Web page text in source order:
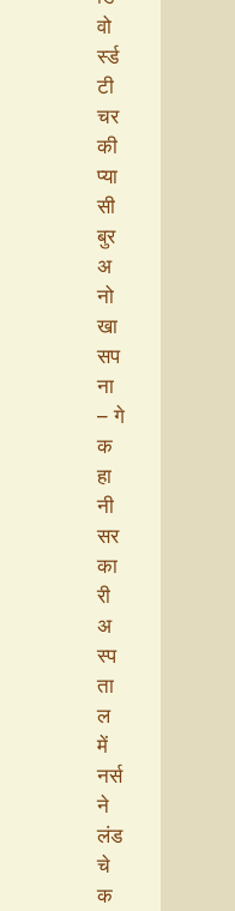
वो
र्स्ड
टी
चर
की
प्या
सी
बुर
अ
नो
खा
सप
ना
– गे
क
हा
नी
सर
का
री
अ
स्प
ता
ल
में
नर्स
ने
लंड
चे
क